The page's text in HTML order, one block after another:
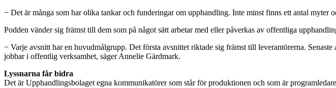
− Det är många som har olika tankar och funderingar om upphandling. Inte minst finns ett antal myter
Podden vänder sig främst till dem som på något sätt arbetar med eller påverkas av offentliga
− Varje avsnitt har en huvudmålgrupp. Det första avsnittet riktade sig främst till leverantörerna.
jobbar i offentlig verksamhet, säger Annelie Gärdmark.
Lyssnarna får bidra
Det är Upphandlingsbolaget egna kommunikatörer som står för produktionen och som är